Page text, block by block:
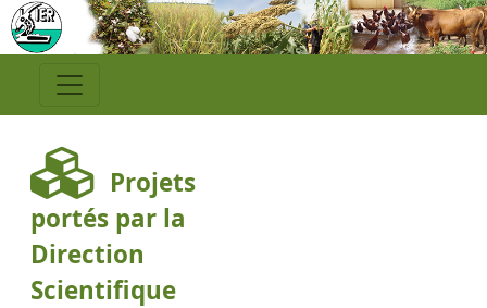
Projets
portés par la
Direction
Scientifique